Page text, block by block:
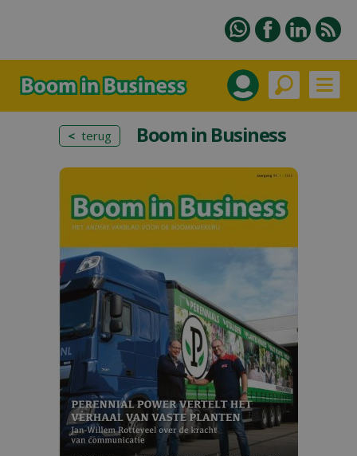
< terug Boom in Business